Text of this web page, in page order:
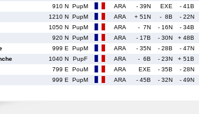
910 N PupM ARA - 39N EXE - 41B
1210 N PupM ARA + 51N - 8B - 22N
1050 N PupM ARA - 7N - 16N - 34B
920 N PupM ARA - 17B - 30N + 48B
999 E PupM ARA - 35N - 28B - 47N
1040 N PupF ARA - 6B - 23N + 51B
799 E PouM ARA EXE - 35B - 28N
999 E PupM ARA - 45B - 32N - 49N